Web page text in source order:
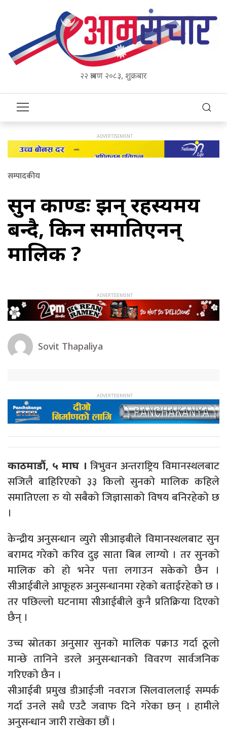
२२ श्रावण २०८३, शुक्रबार
सम्पादकीय
सुन काण्डः झन् रहस्यमय
बन्दै, किन समातिएनन्
मालिक ?
Sovit Thapaliya
काठमाडौं, ५ माघ । त्रिभुवन अन्तराष्ट्रिय विमानस्थलबाट
सजिलै बाहिरिएको ३३ किलो सुनको मालिक कहिले
समातिएला रु यो सबैको जिज्ञासाको विषय बनिरहेको छ
।
केन्द्रीय अनुसन्धान व्युरो सीआइबीले विमानस्थलबाट सुन
बरामद गरेको करिव दुइ साता बित्न लाग्यो । तर सुनको
मालिक को हो भनेर पत्ता लगाउन सकेको छैन ।
सीआईबीले आफूहरु अनुसन्धानमा रहेको बताईरहेको छ ।
तर पछिल्लो घटनामा सीआईबीले कुनै प्रतिक्रिया दिएको
छैन् ।
उच्च स्रोतका अनुसार सुनको मालिक पक्राउ गर्दा ठूलो
मान्छे तानिने डरले अनुसन्धानको विवरण सार्वजनिक
गरिएको छैन ।
सीआईबी प्रमुख डीआईजी नवराज सिलवाललाई सम्पर्क
गर्दा उनले सधै एउटै जवाफ दिने गरेका छन् । हामीले
अनुसन्धान जारी राखेका छौं ।